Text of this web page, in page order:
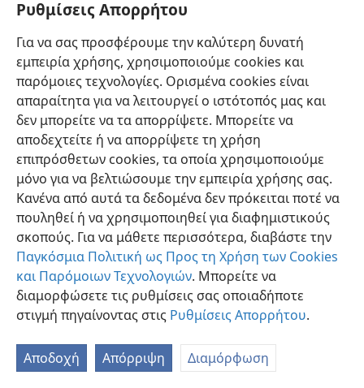
Ρυθμίσεις Απορρήτου
Για να σας προσφέρουμε την καλύτερη δυνατή
εμπειρία χρήσης, χρησιμοποιούμε cookies και
παρόμοιες τεχνολογίες. Ορισμένα cookies είναι
απαραίτητα για να λειτουργεί ο ιστότοπός μας και
δεν μπορείτε να τα απορρίψετε. Μπορείτε να
αποδεχτείτε ή να απορρίψετε τη χρήση
επιπρόσθετων cookies, τα οποία χρησιμοποιούμε
μόνο για να βελτιώσουμε την εμπειρία χρήσης σας.
Κανένα από αυτά τα δεδομένα δεν πρόκειται ποτέ να
πουληθεί ή να χρησιμοποιηθεί για διαφημιστικούς
σκοπούς. Για να μάθετε περισσότερα, διαβάστε την
Παγκόσμια Πολιτική ως Προς τη Χρήση των Cookies
και Παρόμοιων Τεχνολογιών. Μπορείτε να
διαμορφώσετε τις ρυθμίσεις σας οποιαδήποτε
στιγμή πηγαίνοντας στις Ρυθμίσεις Απορρήτου.
Αποδοχή Απόρριψη Διαμόρφωση
Ελληνική Προτιμήσεις
Copyright© 2026 Watch Tower Bible and Tract Society of Pennsylvania
Πολιτική Απορρήτου
Ρυθμίσεις Απορρήτου
JW.ORG
Σύνδεση